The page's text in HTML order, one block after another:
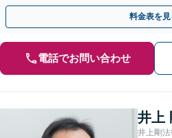
い【休日・夜間面談OK】【駐車場あり】
料金表を見
電話でお問い合わせ
井上
井上剛